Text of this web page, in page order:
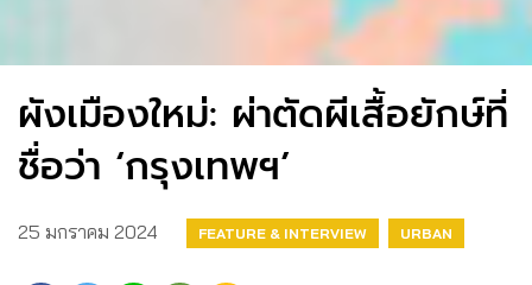
ผังเมืองใหม่: ผ่าตัดผีเสื้อยักษ์ที่
ชื่อว่า ‘กรุงเทพฯ’
25 มกราคม 2024 FEATURE & INTERVIEW URBAN